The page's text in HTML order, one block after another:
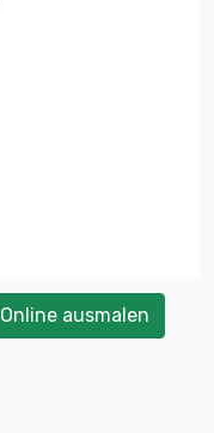
Online ausmalen